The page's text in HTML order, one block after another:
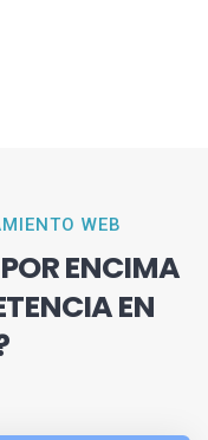
WEB
ENCIMA
EN